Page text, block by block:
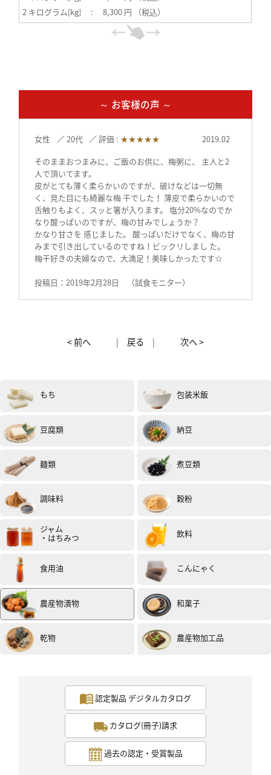
2 キログラム[kg] : 8,300 円 （税込）
～ お客様の声 ～
女性 20代 評価 : ★★★★★
2019.02
そのままおつまみに、ご飯のお供に、梅粥に、 主人と2
人で頂いてます。
皮がとても薄く柔らかいのですが、破けなどは一切無
く、見た目にも綺麗な梅 干でした！ 薄皮で柔らかいので
舌触りもよく、スッと箸が入ります。 塩分20%なのでか
なり酸っぱいのですが、梅の甘みでしょうか？
かなり甘さを 感じました。 酸っぱいだけでなく、梅の甘
みまで引き出しているのですね！ビックリしまし た。
梅干好きの夫婦なので、大満足！美味しかったです☆
投稿日：2019年2月28日 （試食モニター）
塩辛いけど僕は辛いものが好きなので調度よかったで
頂きたいです！！
お酒飲んだ後辛いの食べると いいので 。
女性
まず、そのまま食べてみました。皮はとても薄く柔らか
がらとはうたっていますが塩分20%とかなり高いので梅
の本来持っ ている味が塩分で損なわれてしまっている残
念な気もしました。
このお味が好きな方沢山いらっしゃると思いますが、塩
始めに豚ロース肉を何の味付けもせず焼き梅を少し乗せ
て食べましたがかなり しょっぱく感じたので、次は同じ
く焼いて最後にみりんを回しかけてから梅を 少し乗せて
食べてみましたが、やはり塩分が勝ち梅の美味しさを感
じることは できなかったです。 二品目は梅の果肉1個に
みりん、砂糖を小さじ1入れ、花鰹をたっぷりいれて混
ぜ、長芋に付けて頂きました。 三品目は二品目で作った
半分にﾏﾖﾈｰｽﾞを混ぜきゅうりにつけて頂きました。 二品
握り、お茶漬けで頂くのが最高であると確 信しました。
塩分高いので、１度に沢山頂くことはできませんが、特
に夏場のお握り最高 と思います。
投稿日：2019年2月21日 （試食モニター）
< 前へ | 戻る | 次へ >
もち 包装米飯
豆腐類 納豆
麺類 煮豆類
調味料 穀粉
ジャム
・はちみつ 飲料
食用油 こんにゃく
農産物漬物 和菓子
乾物 農産物加工品
認定製品 デジタルカタログ
カタログ(冊子)請求
過去の認定・受賞製品